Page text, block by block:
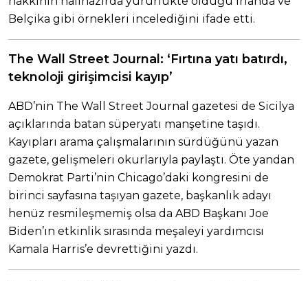
Belçika gibi örnekleri incelediğini ifade etti.
The Wall Street Journal: ‘Fırtına yatı batırdı,
teknoloji girişimcisi kayıp’
ABD’nin The Wall Street Journal gazetesi de Sicilya
açıklarında batan süperyatı manşetine taşıdı.
Kayıpları arama çalışmalarının sürdüğünü yazan
gazete, gelişmeleri okurlarıyla paylaştı. Öte yandan
Demokrat Parti’nin Chicago’daki kongresini de
birinci sayfasına taşıyan gazete, başkanlık adayı
henüz resmileşmemiş olsa da ABD Başkanı Joe
Biden’ın etkinlik sırasında meşaleyi yardımcısı
Kamala Harris’e devrettiğini yazdı.